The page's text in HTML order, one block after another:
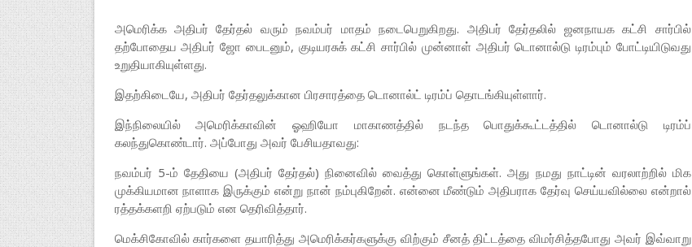
அமெரிக்க அதிபர் தேர்தல் வரும் நவம்பர் மாதம் நடைபெறுகிறது. அதிபர் தேர்தலில் ஜனநாயக கட்சி சார்பில்
தற்போதைய அதிபர் ஜோ பைடனும், குடியரசுக் கட்சி சார்பில் முன்னாள் அதிபர் டொனால்டு டிரம்பும் போட்டியிடுவது
உறுதியாகியுள்ளது.
இதற்கிடையே, அதிபர் தேர்தலுக்கான பிரசாரத்தை டொனால்ட் டிரம்ப் தொடங்கியுள்ளார்.
இந்நிலையில் அமெரிக்காவின் ஓஹியோ மாகாணத்தில் நடந்த பொதுக்கூட்டத்தில் டொனால்டு டிரம்ப்
கலந்துகொண்டார். அப்போது அவர் பேசியதாவது:
நவம்பர் 5-ம் தேதியை (அதிபர் தேர்தல்) நினைவில் வைத்து கொள்ளுங்கள். அது நமது நாட்டின் வரலாற்றில் மிக
முக்கியமான நாளாக இருக்கும் என்று நான் நம்புகிறேன். என்னை மீண்டும் அதிபராக தேர்வு செய்யவில்லை என்றால்
ரத்தக்களறி ஏற்படும் என தெரிவித்தார்.
மெக்சிகோவில் கார்களை தயாரித்து அமெரிக்கர்களுக்கு விற்கும் சீனத் திட்டத்தை விமர்சித்தபோது அவர் இவ்வாறு